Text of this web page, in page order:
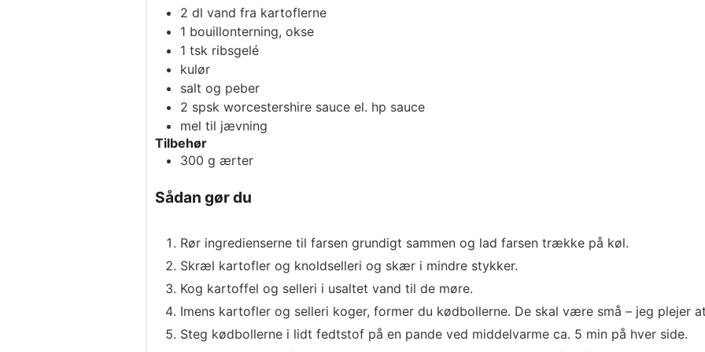
2 dl vand fra kartoflerne
1 bouillonterning, okse
1 tsk ribsgelé
kulør
salt og peber
2 spsk worcestershire sauce el. hp sauce
mel til jævning
Tilbehør
300 g ærter
Sådan gør du
Rør ingredienserne til farsen grundigt sammen og lad farsen trække på køl.
Skræl kartofler og knoldselleri og skær i mindre stykker.
Kog kartoffel og selleri i usaltet vand til de møre.
Imens kartofler og selleri koger, former du kødbollerne. De skal være små – jeg plejer
Steg kødbollerne i lidt fedtstof på en pande ved middelvarme ca. 5 min på hver side.